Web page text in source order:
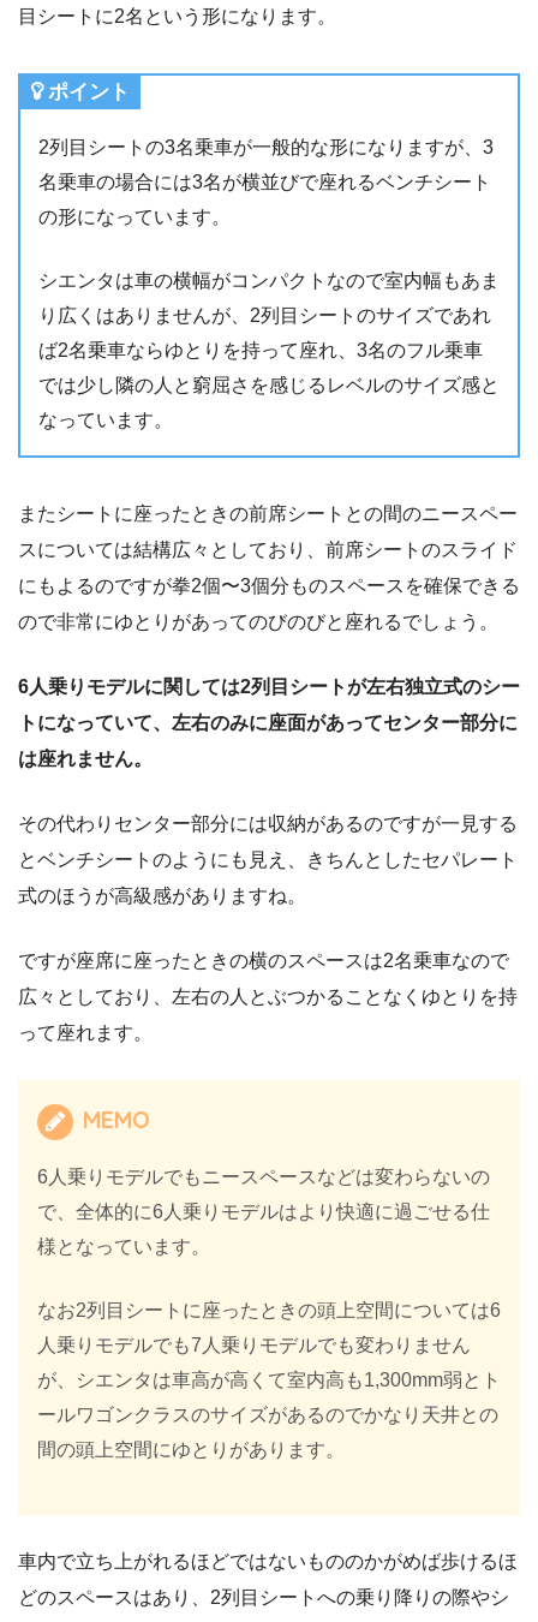
目シートに2名という形になります。
ポイント
2列目シートの3名乗車が一般的な形になりますが、3
名乗車の場合には3名が横並びで座れるベンチシート
の形になっています。
シエンタは車の横幅がコンパクトなので室内幅もあま
り広くはありませんが、2列目シートのサイズであれ
ば2名乗車ならゆとりを持って座れ、3名のフル乗車
では少し隣の人と窮屈さを感じるレベルのサイズ感と
なっています。
またシートに座ったときの前席シートとの間のニースペー
スについては結構広々としており、前席シートのスライド
にもよるのですが拳2個〜3個分ものスペースを確保できる
ので非常にゆとりがあってのびのびと座れるでしょう。
6人乗りモデルに関しては2列目シートが左右独立式のシー
トになっていて、左右のみに座面があってセンター部分に
は座れません。
その代わりセンター部分には収納があるのですが一見する
とベンチシートのようにも見え、きちんとしたセパレート
式のほうが高級感がありますね。
ですが座席に座ったときの横のスペースは2名乗車なので
広々としており、左右の人とぶつかることなくゆとりを持
って座れます。
MEMO
6人乗りモデルでもニースペースなどは変わらないの
で、全体的に6人乗りモデルはより快適に過ごせる仕
様となっています。
なお2列目シートに座ったときの頭上空間については6
人乗りモデルでも7人乗りモデルでも変わりません
が、シエンタは車高が高くて室内高も1,300mm弱とト
ールワゴンクラスのサイズがあるのでかなり天井との
間の頭上空間にゆとりがあります。
車内で立ち上がれるほどではないもののかがめば歩けるほ
どのスペースはあり、2列目シートへの乗り降りの際やシ